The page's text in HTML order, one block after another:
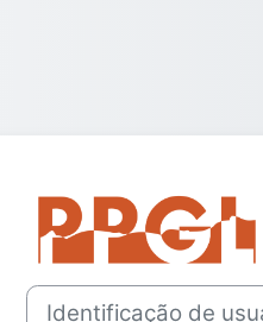
Avançar para criar nova conta
Identificação de usuário